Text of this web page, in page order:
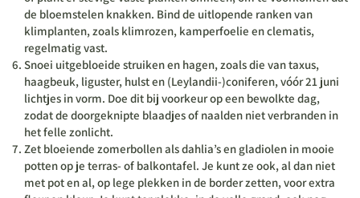
de bloemstelen knakken. Bind de uitlopende ranken van
klimplanten, zoals klimrozen, kamperfoelie en clematis,
regelmatig vast.
Snoei uitgebloeide struiken en hagen, zoals die van taxus,
haagbeuk, liguster, hulst en (Leylandii-)coniferen, vóór 21 juni
lichtjes in vorm. Doe dit bij voorkeur op een bewolkte dag,
zodat de doorgeknipte blaadjes of naalden niet verbranden in
het felle zonlicht.
Zet bloeiende zomerbollen als dahlia’s en gladiolen in mooie
potten op je terras- of balkontafel. Je kunt ze ook, al dan niet
met pot en al, op lege plekken in de border zetten, voor extra